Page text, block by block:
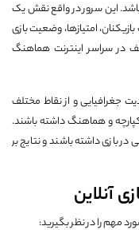
این سرور در واقع نقش یک
امتیازها، وضعیت بازی
در سراسر اینترنت هماهنگ
جغرافیایی و از نقاط مختلف
و هماهنگ داشته باشند.
بازی داشته باشند و نتایج بر
آنلاین
مهم را در نظر بگیرید: